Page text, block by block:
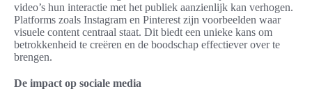
video’s hun interactie met het publiek aanzienlijk kan verhogen.
Platforms zoals Instagram en Pinterest zijn voorbeelden waar
visuele content centraal staat. Dit biedt een unieke kans om
betrokkenheid te creëren en de boodschap effectiever over te
brengen.
De impact op sociale media